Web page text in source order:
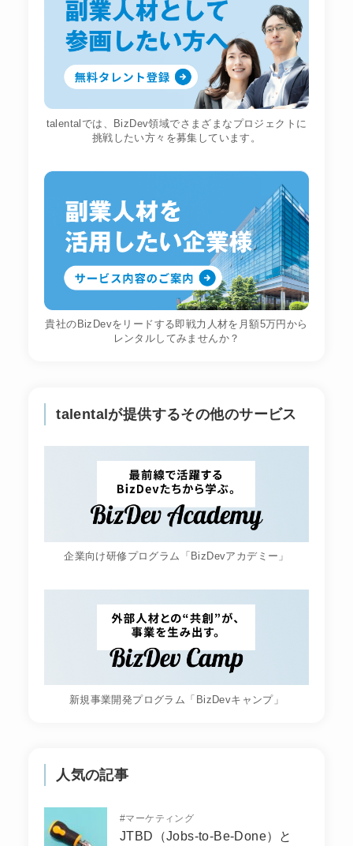
talentalでは、BizDev領域でさまざまなプロジェクトに
挑戦したい方々を募集しています。
貴社のBizDevをリードする即戦力人材を月額5万円から
レンタルしてみませんか？
talentalが提供するその他のサービス
企業向け研修プログラム「BizDevアカデミー」
新規事業開発プログラム「BizDevキャンプ」
人気の記事
#マーケティング
JTBD（Jobs-to-Be-Done）と